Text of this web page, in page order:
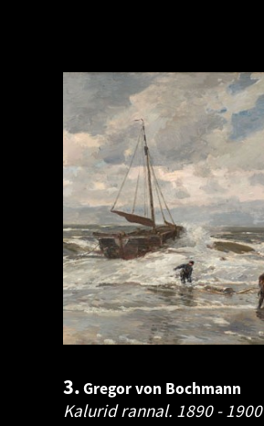
3.Gregor von Bochmann
Kalurid rannal. 1890 - 1900